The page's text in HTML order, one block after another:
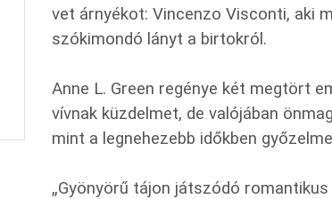
vet árnyékot: Vincenzo Visconti, aki
szókimondó lányt a birtokról.
Anne L. Green regénye két megtört
vívnak küzdelmet, de valójában
mint a legnehezebb időkben
„Gyönyörű tájon játszódó